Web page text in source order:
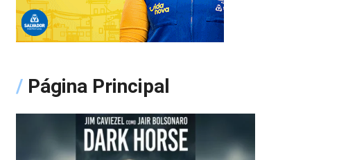
/ Página Principal